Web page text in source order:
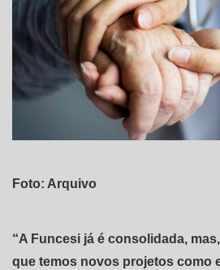
Foto: Arquivo
“A Funcesi já é consolidada,
que temos novos projetos como